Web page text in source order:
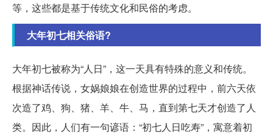
等，这些都是基于传统文化和民俗的考虑。
大年初七相关俗语?
大年初七被称为“人日”，这一天具有特殊的意义和传统。
根据神话传说，女娲娘娘在创造世界的过程中，前六天依
次造了鸡、狗、猪、羊、牛、马，直到第七天才创造了人
类。因此，人们有一句谚语：“初七人日吃寿”，寓意着初